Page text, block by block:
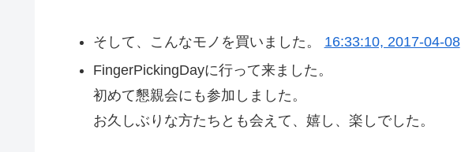
そして、こんなモノを買いました。 16:33:10, 2017-04-08
FingerPickingDayに行って来ました。
初めて懇親会にも参加しました。
お久しぶりな方たちとも会えて、嬉し、楽しでした。